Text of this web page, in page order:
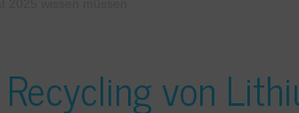
Recycling von